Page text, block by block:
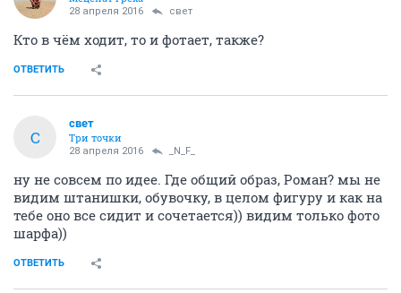
28 апреля 2016 свет
Кто в чём ходит, то и фотает, также?
ОТВЕТИТЬ
С
свет
Три точки
28 апреля 2016 _N_F_
ну не совсем по идее. Где общий образ, Роман? мы не
видим штанишки, обувочку, в целом фигуру и как на
тебе оно все сидит и сочетается)) видим только фото
шарфа))
ОТВЕТИТЬ